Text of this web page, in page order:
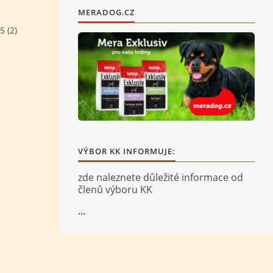
(2)
MERADOG.CZ
VÝBOR KK INFORMUJE:
zde naleznete důležité informace od
členů výboru KK
...